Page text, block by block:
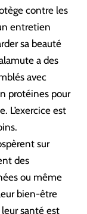
contre les
entretien
sa beauté
a des
avec
protéines pour
L’exercice est
sur
des
ou même
bien-être
santé est